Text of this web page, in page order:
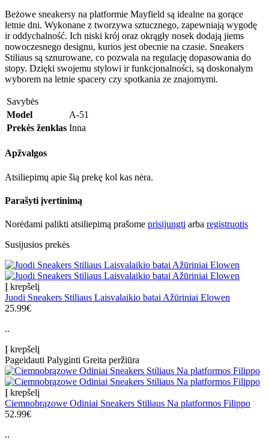
Beżowe sneakersy na platformie Mayfield są idealne na gorące
letnie dni. Wykonane z tworzywa sztucznego, zapewniają wygodę
ir oddychalność. Ich niski krój oraz okrągły nosek dodają jiems
nowoczesnego designu, kurios jest obecnie na czasie. Sneakers
Stiliaus są sznurowane, co pozwala na regulację dopasowania do
stopy. Dzięki swojemu stylowi ir funkcjonalności, są doskonałym
wyborem na letnie spacery czy spotkania ze znajomymi.
Savybės
Model
A-51
Prekės ženklas Inna
Apžvalgos
Atsiliepimų apie šią prekę kol kas nėra.
Parašyti įvertinimą
Norėdami palikti atsiliepimą prašome prisijungti arba registruotis
Susijusios prekės
Į krepšelį
Juodi Sneakers Stiliaus Laisvalaikio batai Ažūriniai Elowen
25.99€
..
Į krepšelį
Pageidauti Palyginti Greita peržiūra
Į krepšelį
Ciemnobrązowe Odiniai Sneakers Stiliaus Na platformos Filippo
52.99€
..